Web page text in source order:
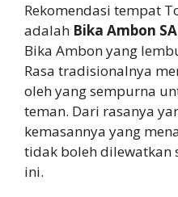
Rekomendasi tempat
adalah Bika Ambon
Bika Ambon yang
Rasa tradisionalnya
oleh yang sempurna
teman. Dari rasanya
kemasannya yang
tidak boleh dilewatkan
ini.